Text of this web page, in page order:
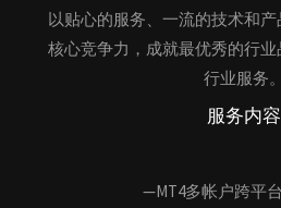
以贴心的服务、一流的技术和
核心竞争力，成就最优秀的行
行业服务。
服务内容
—MT4多帐户跨平